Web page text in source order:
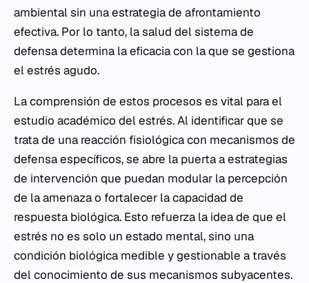
ambiental sin una estrategia de afrontamiento
efectiva. Por lo tanto, la salud del sistema de
defensa determina la eficacia con la que se gestiona
el estrés agudo.
La comprensión de estos procesos es vital para el
estudio académico del estrés. Al identificar que se
trata de una reacción fisiológica con mecanismos de
defensa específicos, se abre la puerta a estrategias
de intervención que puedan modular la percepción
de la amenaza o fortalecer la capacidad de
respuesta biológica. Esto refuerza la idea de que el
estrés no es solo un estado mental, sino una
condición biológica medible y gestionable a través
del conocimiento de sus mecanismos subyacentes.